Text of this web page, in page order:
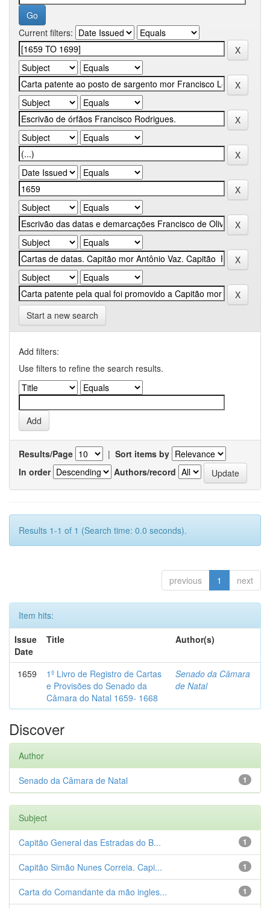
Current filters:
Start a new search
Add filters:
Use filters to refine the search results.
Results/Page | Sort items by
In order
Authors/record
Results 1-1 of 1 (Search time: 0.0 seconds).
previous 1 next
Item hits:
Issue
Date
Title Author(s)
1659
1º Livro de Registro de Cartas
e Provisões do Senado da
Câmara do Natal 1659- 1668
Senado da Câmara
de Natal
Discover
Author
1
Senado da Câmara de Natal
Subject
1
Capitão General das Estradas do B...
1
Capitão Simão Nunes Correia. Capi...
1
Carta do Comandante da mão ingles...